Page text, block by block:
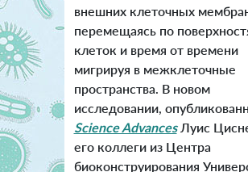
внешних клеточных
перемещаясь по
клеток и время от времени
мигрируя в межклеточные
пространства. В новом
исследовании,
Science AdvancesЛуис
его коллеги из Центра
биоконструирования